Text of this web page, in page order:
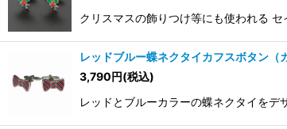
クリスマスの飾りつけ等にも使われる
レッドブルー蝶ネクタイカフスボタン（
3,790円(税込)
レッドとブルーカラーの蝶ネクタイを